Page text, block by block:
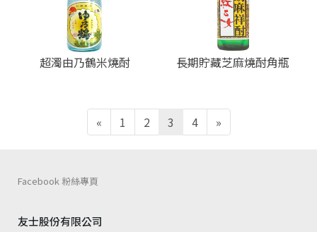
超濁由乃鶴米燒酎 長期貯藏芝麻燒酎角瓶
« 1 2 3 4 »
友士股份有限公司
Facebook 粉絲專頁